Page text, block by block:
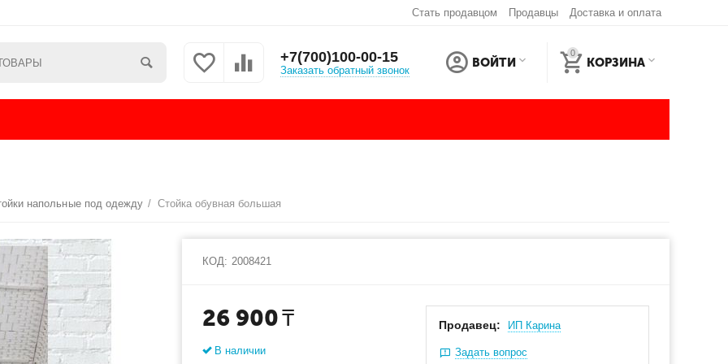
Стать продавцом Продавцы Доставка и оплата
+7(700)100-00-15
Заказать обратный звонок
ВОЙТИ
0
КОРЗИНА
напольные под одежду / Стойка обувная большая
КОД: 2008421
26 900 ₸
В наличии
Продавец: ИП Карина
Задать вопрос